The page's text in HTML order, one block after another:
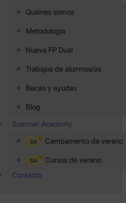
Quiénes somos
Metodología
Nueva FP Dual
Trabajos de alumnos/as
Becas y ayudas
Blog
Summer Academy
SA Campamento de verano
SA
Cursos de verano
Contacto